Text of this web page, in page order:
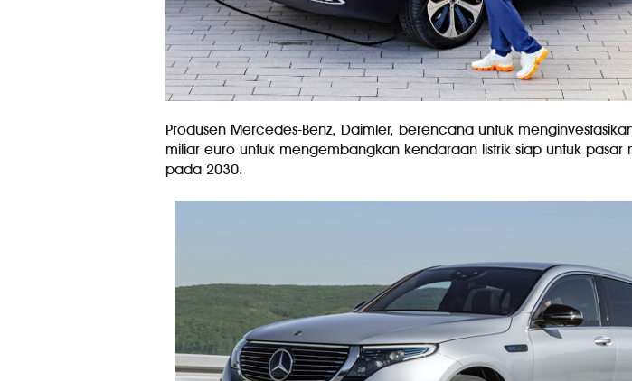
Produsen Mercedes-Benz, Daimler, berencana untuk
miliar euro untuk mengembangkan kendaraan listrik siap untuk pasar
pada 2030.